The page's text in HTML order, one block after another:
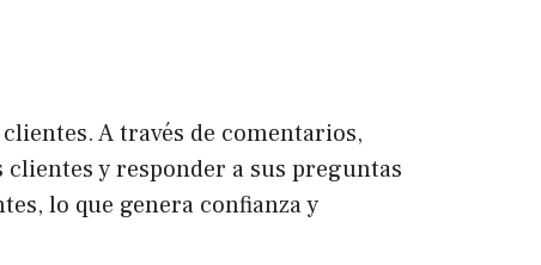
A través de comentarios,
y responder a sus preguntas
lo que genera confianza y